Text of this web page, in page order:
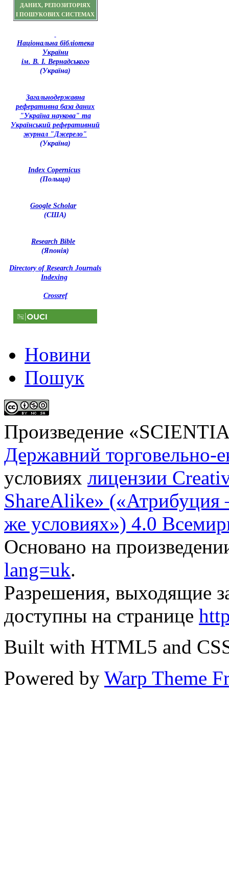
ДАНИХ, РЕПОЗИТОРІЯХ
І ПОШУКОВИХ СИСТЕМАХ
Національна бібліотека
України
ім. В. І. Вернадського
(Україна)
Загальнодержавна
реферативна база даних
"Україна наукова" та
Український реферативний
журнал "Джерело"
(Україна)
Index Copernicus
(Польща)
Google Scholar
(США)
Research Bible
(Японія)
Directory of Research Journals
Indexing
Crossref
Новини
Пошук
Произведение «
Державний торговельно-
условиях лицензии
ShareAlike»
же условиях») 4.0
Основано на
lang=uk.
Разрешения, выходящие
доступны на странице
Built with HTML5 and
Powered by Warp Theme